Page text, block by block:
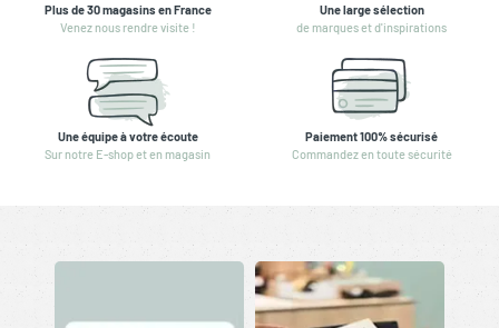
Plus de 30 magasins en France
Venez nous rendre visite !
Une large sélection
de marques et d'inspirations
Une équipe à votre écoute
Sur notre E-shop et en magasin
Paiement 100% sécurisé
Commandez en toute sécurité